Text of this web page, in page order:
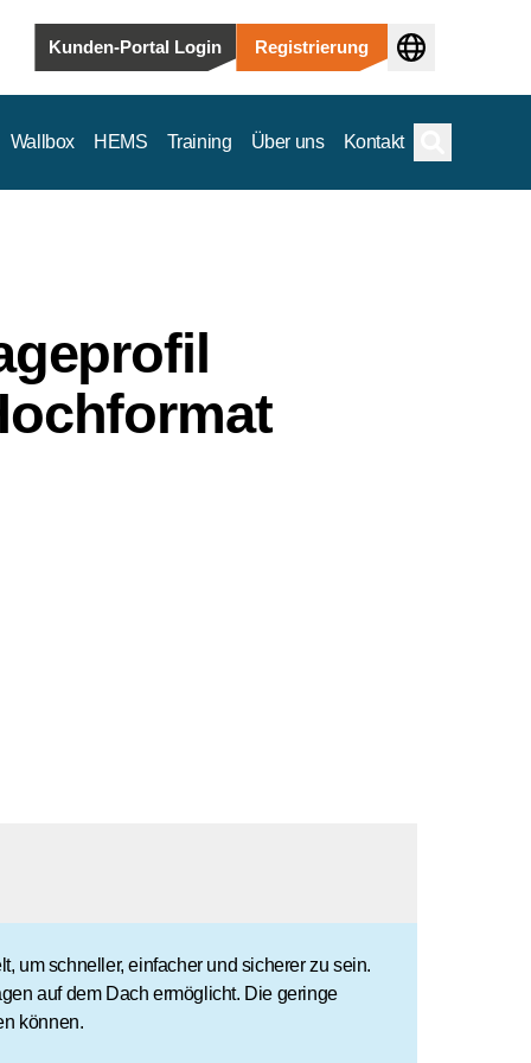
Kunden-Portal Login Registrierung
Wallbox HEMS Training Über uns Kontakt
kommerziellen und versorgungstechnischen Anwendungen.
ab.
Webinare an und registrieren Sie sich für die Akademie.
um schneller, einfacher und sicherer zu sein.
auf dem Dach ermöglicht. Die geringe
können.